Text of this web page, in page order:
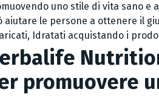
uno stile di vita sano e
aiutare le persone a ottenere il
Idratati acquistando i
promuovere